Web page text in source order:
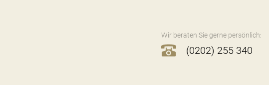
Wir beraten Sie gerne persönlich:
(0202) 255 340